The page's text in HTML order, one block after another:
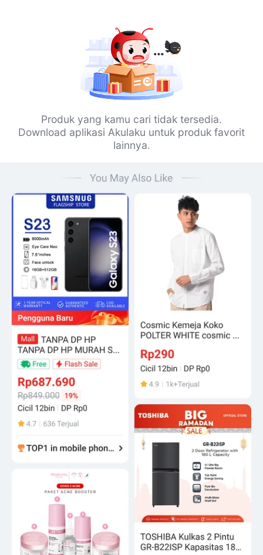
Produk yang kamu cari tidak tersedia.
Download aplikasi Akulaku untuk produk favorit
lainnya.